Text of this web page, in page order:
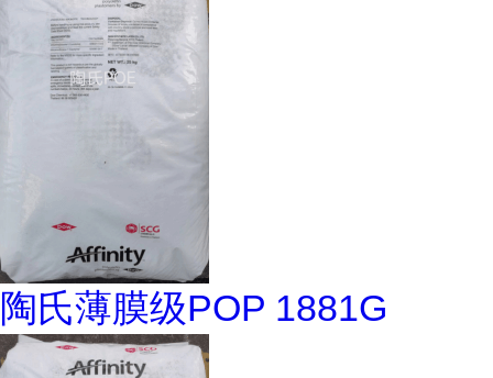
陶氏薄膜级POP 1881G